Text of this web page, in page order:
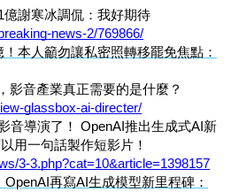
謝寒冰調侃：我好期待
news-2/769866/
本人籲勿讓私密照轉移罷免焦點：
影音產業真正需要的是什麼？
glassbox-ai-directer/
音導演了！ OpenAI推出生成式AI新
用一句話製作短影片！
3-3.php?cat=10&article=1398157
再寫AI生成模型新里程碑：